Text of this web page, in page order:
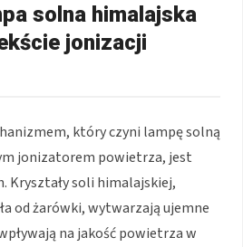
solna himalajska
jonizacji
który czyni lampę solną
jonizatorem powietrza, jest
Kryształy soli himalajskiej,
od żarówki, wytwarzają ujemne
na jakość powietrza w